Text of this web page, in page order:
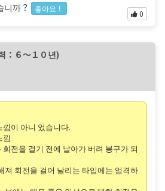
니까？ 좋아요！
0
：６〜１０년)
이 아니 었습니다.
낌
전을 걸기 전에 날아가 버려 봉구가 되
져 회전을 걸어 날리는 타입에는 엄격하